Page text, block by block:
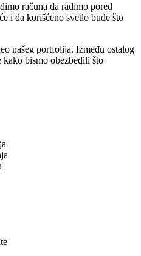
računa da radimo pored
i da korišćeno svetlo bude što
našeg portfolija. Između ostalog
kako bismo obezbedili što